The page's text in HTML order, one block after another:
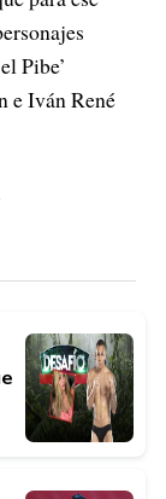
Pibe’
e Iván René